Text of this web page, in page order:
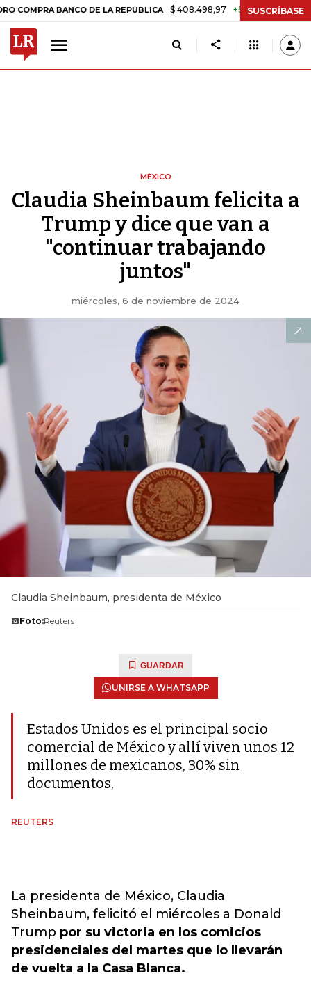
BANCO DE LA REPÚBLICA $ 408.498,97 +$ 8.753,81 +2,19%
SUSCRÍBASE
MÉXICO
Claudia Sheinbaum felicita a
Trump y dice que van a
"continuar trabajando
juntos"
miércoles, 6 de noviembre de 2024
Claudia Sheinbaum, presidenta de México
Foto:Reuters
GUARDAR
UNIRSE A WHATSAPP
Estados Unidos es el principal socio
comercial de México y allí viven unos 12
millones de mexicanos, 30% sin
documentos,
REUTERS
La presidenta de México, Claudia
Sheinbaum, felicitó el miércoles a Donald
Trump por su victoria en los comicios
presidenciales del martes que lo llevarán
de vuelta a la Casa Blanca.